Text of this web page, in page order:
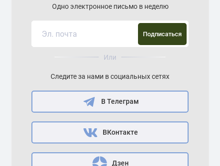
Одно электронное письмо в неделю
Подписаться
Или
Следите за нами в социальных сетях
В Телеграм
ВКонтакте
Дзен